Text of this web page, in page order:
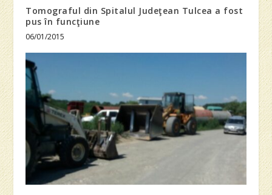
Tomograful din Spitalul Judeţean Tulcea a fost
pus în funcţiune
06/01/2015